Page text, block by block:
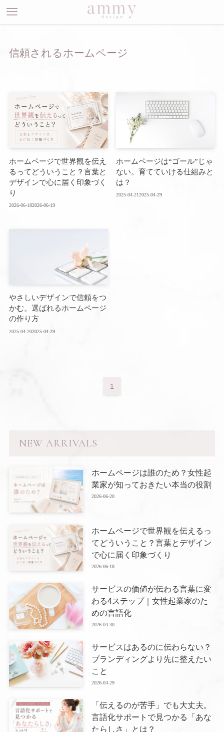
信頼されるホームページ
ホームページで世界観を伝え
るってどういうこと？言葉と
デザインで心に届く印象づく
り
2026-06-182026-06-19
ホームページは“ゴール”じゃ
ない。育てていける仕組みと
は？
2025-04-212025-04-29
やさしいデザインで信頼をつ
かむ。選ばれるホームページ
の作り方
2025-04-202025-04-29
1
NEW ARRIVALS
ホームページは誰のため？女性起
業家が知っておきたい本当の役割
2026-06-20
ホームページで世界観を伝えるっ
てどういうこと？言葉とデザイン
で心に届く印象づくり
2026-06-18
サービスの価値が伝わる言葉に変
わる4ステップ｜女性起業家のた
めの言語化
2026-04-30
サービスはあるのに伝わらない？
ブランディングより先に整えたい
こと
2026-04-29
「伝えるのが苦手」でも大丈夫。
言語化サポートで見つかる「あな
たらしさ」とは？